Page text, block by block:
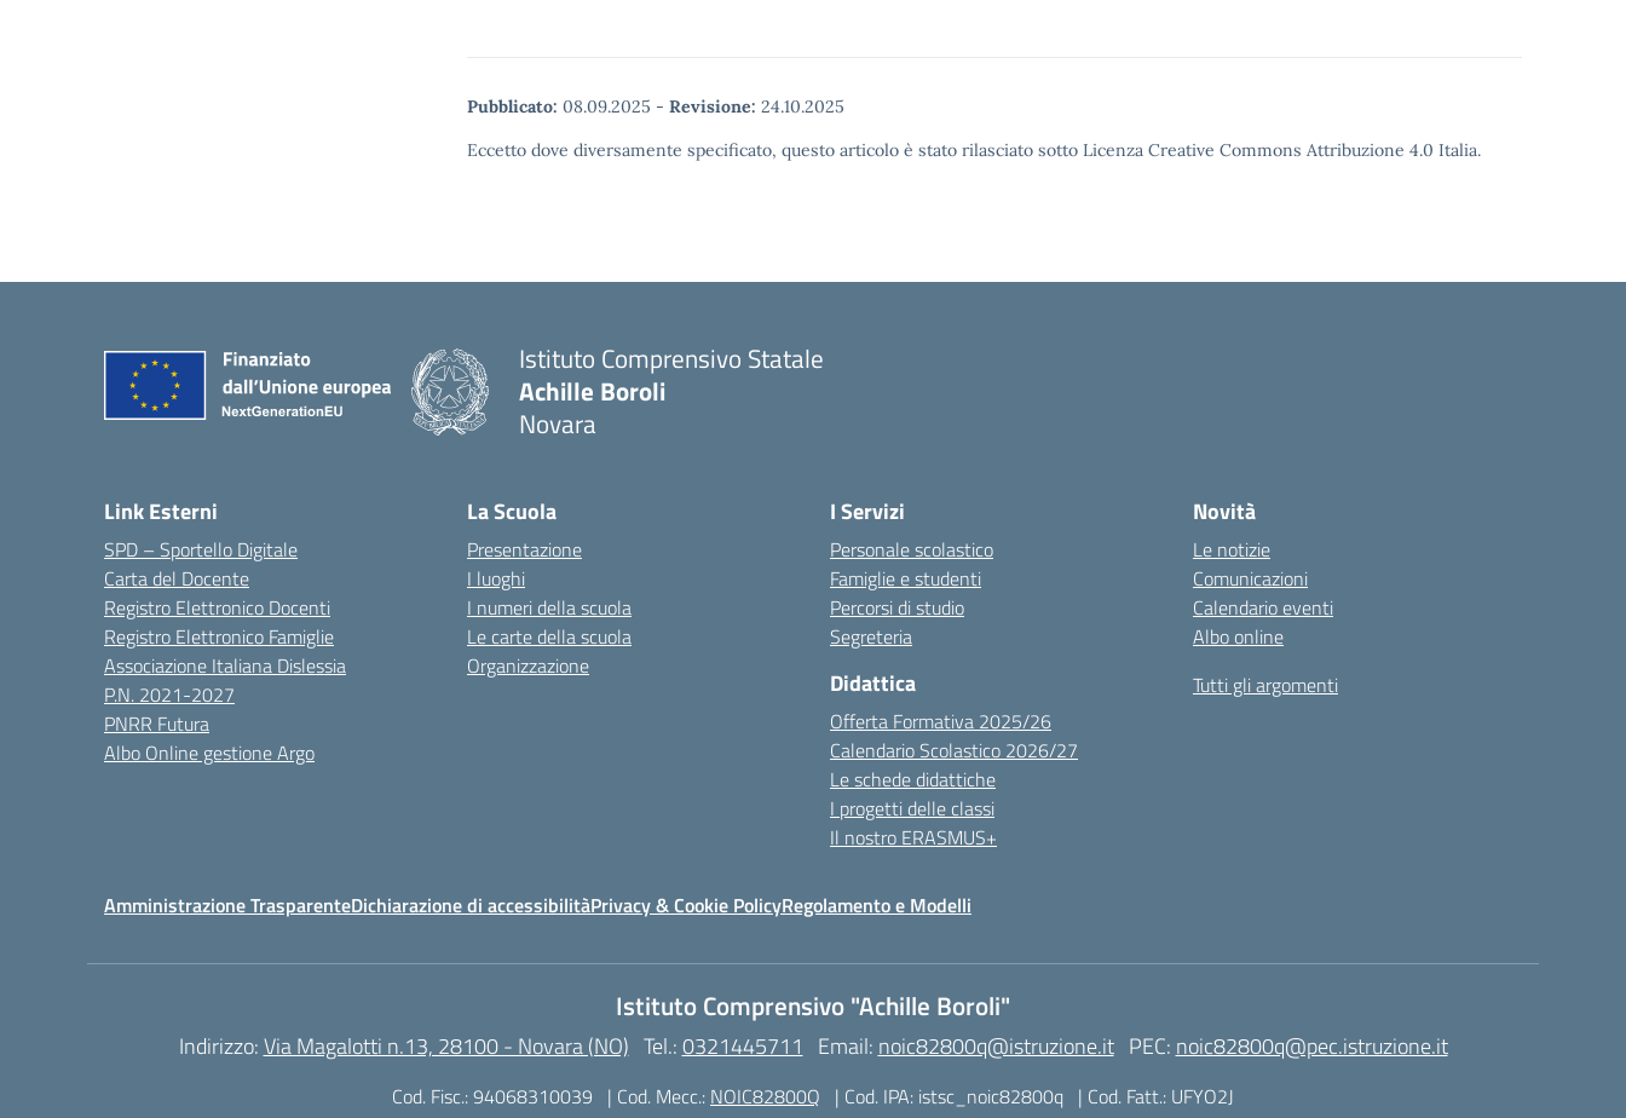
Pubblicato: 08.09.2025 - Revisione: 24.10.2025
Eccetto dove diversamente specificato, questo articolo è stato rilasciato sotto Licenza Creative Commons Attribuzione 4.0 Italia.
Istituto Comprensivo Statale
Achille Boroli
Novara
Link Esterni
SPD – Sportello Digitale
Carta del Docente
Registro Elettronico Docenti
Registro Elettronico Famiglie
Associazione Italiana Dislessia
P.N. 2021-2027
PNRR Futura
Albo Online gestione Argo
La Scuola
Presentazione
I luoghi
I numeri della scuola
Le carte della scuola
Organizzazione
I Servizi
Personale scolastico
Famiglie e studenti
Percorsi di studio
Segreteria
Didattica
Offerta Formativa 2025/26
Calendario Scolastico 2026/27
Le schede didattiche
I progetti delle classi
Il nostro ERASMUS+
Novità
Le notizie
Comunicazioni
Calendario eventi
Albo online
Tutti gli argomenti
Amministrazione TrasparenteDichiarazione di accessibilitàPrivacy & Cookie PolicyRegolamento e Modelli
Istituto Comprensivo "Achille Boroli"
Indirizzo:Via Magalotti n.13, 28100 - Novara (NO) Tel.:0321445711 Email: noic82800q@istruzione.it PEC: noic82800q@pec.istruzione.it
Cod. Fisc.: 94068310039 | Cod. Mecc.: NOIC82800Q | Cod. IPA: istsc_noic82800q | Cod. Fatt.: UFYO2J